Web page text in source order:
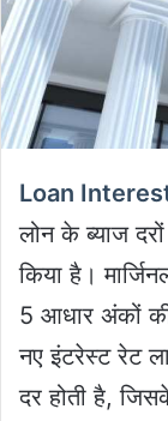
Loan
लोन के ब्याज
किया है।
5 आधार अंकों
नए इंटरेस्ट रेट
दर होती है,